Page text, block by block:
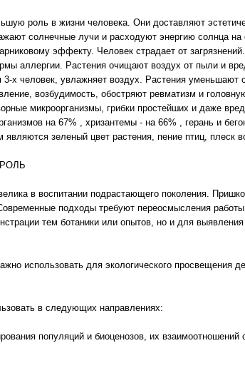
роль в жизни человека. Они доставляют
солнечные лучи и расходуют энергию солнца
эффекту. Человек страдает от
аллергии. Растения очищают воздух от пыли и
3-х человек, увлажняет воздух. Растения уменьшают
возбудимость, обостряют ревматизм и
микроорганизмы, грибки простейших и даже
на 67% , хризантемы - на 66% , герань и
являются зеленый цвет растения, пение птиц, плеск
в воспитании подрастающего поколения.
подходы требуют переосмысления
тем ботаники или опытов, но и для
использовать для экологического просвещения
в следующих направлениях:
популяций и биоценозов, их